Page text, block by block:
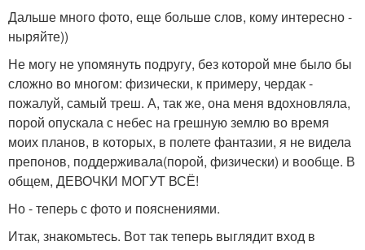
Дальше много фото, еще больше слов, кому интересно -
ныряйте))
Не могу не упомянуть подругу, без которой мне было бы
сложно во многом: физически, к примеру, чердак -
пожалуй, самый треш. А, так же, она меня вдохновляла,
порой опускала с небес на грешную землю во время
моих планов, в которых, в полете фантазии, я не видела
препонов, поддерживала(порой, физически) и вообще. В
общем, ДЕВОЧКИ МОГУТ ВСЁ!
Но - теперь с фото и пояснениями.
Итак, знакомьтесь. Вот так теперь выглядит вход в